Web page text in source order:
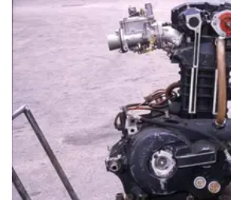
I
m
a
g
e